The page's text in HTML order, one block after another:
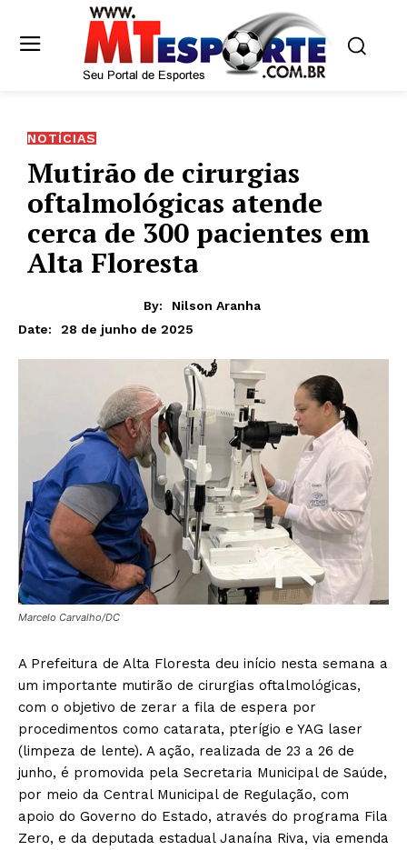
NOTÍCIAS
Mutirão de cirurgias
oftalmológicas atende
cerca de 300 pacientes em
Alta Floresta
By:
Nilson Aranha
Date:
28 de junho de 2025
Marcelo Carvalho/DC
A Prefeitura de Alta Floresta deu início nesta semana a
um importante mutirão de cirurgias oftalmológicas,
com o objetivo de zerar a fila de espera por
procedimentos como catarata, pterígio e YAG laser
(limpeza de lente). A ação, realizada de 23 a 26 de
junho, é promovida pela Secretaria Municipal de Saúde,
por meio da Central Municipal de Regulação, com
apoio do Governo do Estado, através do programa Fila
Zero, e da deputada estadual Janaína Riva, via emenda